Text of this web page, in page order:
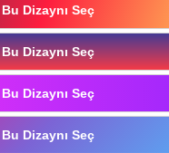
Bu Dizaynı Seç
Bu Dizaynı Seç
Bu Dizaynı Seç
Bu Dizaynı Seç